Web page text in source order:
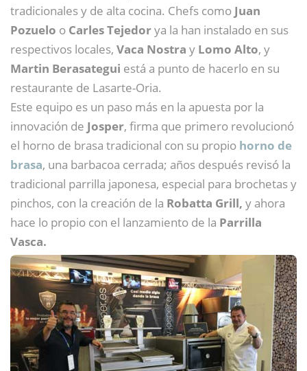
tradicionales y de alta cocina. Chefs como Juan
Pozuelo o Carles Tejedorya la han instalado en sus
respectivos locales, Vaca Nostra y Lomo Alto, y
Martin Berasategui está a punto de hacerlo en su
restaurante de Lasarte-Oria.
Este equipo es un paso más en la apuesta por la
innovación de Josper, firma que primero revolucionó
el horno de brasa tradicional con su propio horno de
brasa, una barbacoa cerrada; años después revisó la
tradicional parrilla japonesa, especial para brochetas y
pinchos, con la creación de la Robatta Grill, y ahora
hace lo propio con el lanzamiento de la Parrilla
Vasca.